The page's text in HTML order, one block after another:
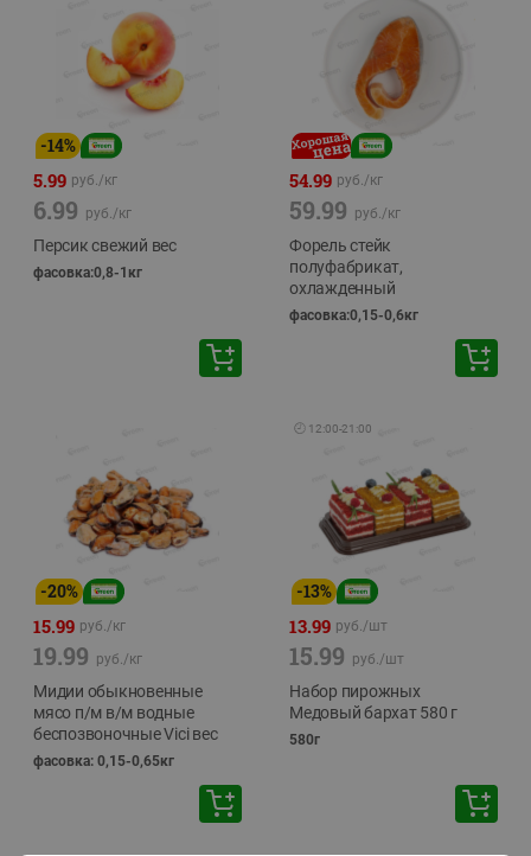
-14%
5.99 руб./кг
6.99 руб./кг
Персик свежий вес
фасовка:0,8-1кг
54.99 руб./кг
59.99 руб./кг
Форель стейк
полуфабрикат,
охлажденный
фасовка:0,15-0,6кг
-20%
15.99 руб./кг
19.99 руб./кг
Мидии обыкновенные
мясо п/м в/м водные
беспозвоночные Vici вес
фасовка: 0,15-0,65кг
🕘 12:00-21:00
-13%
13.99 руб./шт
15.99 руб./шт
Набор пирожных
Медовый бархат 580 г
580г